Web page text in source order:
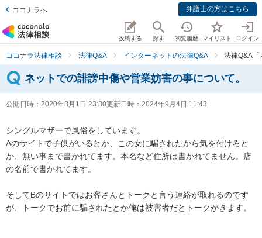
ココナラへ 弁護士の方はこちら
投稿する 探す 閲覧履歴 マイリスト ログイン
ココナラ法律相談 法律Q&A インターネットの法律Q&A 法律Q&A
ネットでの誹謗中傷や営業妨害の事について。
公開日時： 2020年8月1日 23:30更新日時： 2024年9月4日 11:43
シングルマザーで風俗をしています。
Aのサイトで子供がいるとか、この女に騙されたから気を付けろと
か、無い事まで書かれてます。本名など住所は書かれてません。店
の名前で書かれてます。
そしてBのサイトではお客さんとトークと言う連絡が取れるのです
が、トークでお前に騙されたとか俺は被害者だとトークがきます。